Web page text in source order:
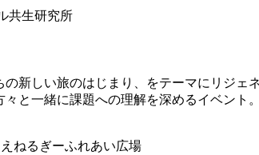
共生研究所
ちの新しい旅のはじまり、をテーマにリ
と一緒に課題への理解を深めるイベン
ねるぎーふれあい広場